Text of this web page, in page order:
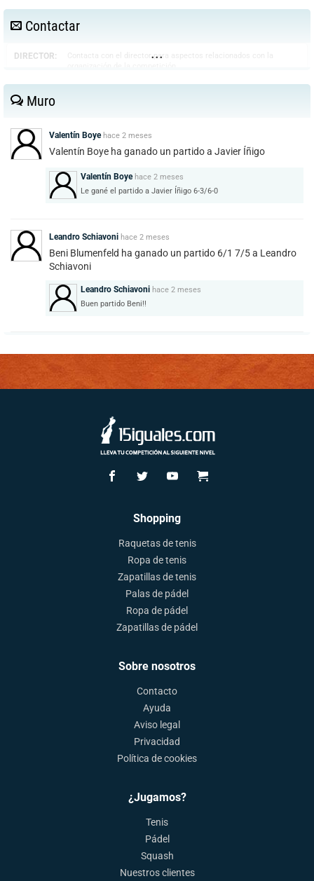
Contactar
...
DIRECTOR:
Contacta con el director para aspectos relacionados con la
chematorresmarin@gmail.com
ÁRBITRO:
Contacta con el juez árbitro para dudas sobre situaciones
deportivas que se produzcan en el transcurso de la competición o
César Izquierdo
chematorresmarin@gmail.com
las otras opciones de contacto.
Contactar con 15iguales.com
Muro
Valentín Boye hace 2 meses
Valentín Boye ha ganado un partido a Javier Íñigo
Valentín Boye hace 2 meses
Le gané el partido a Javier Íñigo 6-3/6-0
Leandro Schiavoni hace 2 meses
Beni Blumenfeld ha ganado un partido 6/1 7/5 a Leandro
Schiavoni
Leandro Schiavoni hace 2 meses
Buen partido Beni!!
Shopping
Raquetas de tenis
Ropa de tenis
Zapatillas de tenis
Palas de pádel
Ropa de pádel
Zapatillas de pádel
Sobre nosotros
Contacto
Ayuda
Aviso legal
Privacidad
Política de cookies
¿Jugamos?
Tenis
Pádel
Squash
Nuestros clientes